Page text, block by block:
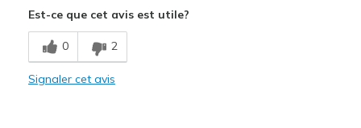
Le contre
Need Break In
Les meilleures utilisations
Est-ce que cet avis est utile?
0 2
Signaler cet avis